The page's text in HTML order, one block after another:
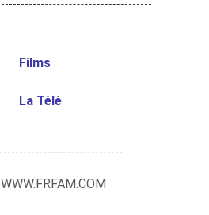
Films
La Télé
WWW.FRFAM.COM